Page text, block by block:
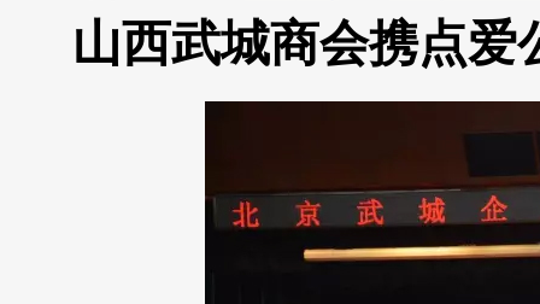
山西武城商会携点爱